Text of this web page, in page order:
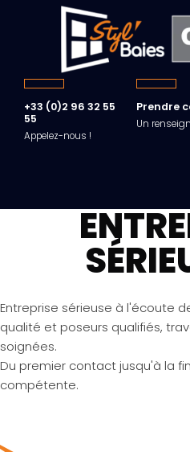
+33 (0)2 96 32 55
55
Appelez-nous !
Prendre
Un
Entreprise sérieuse à l'écoute
qualité et poseurs qualifiés,
soignées.
Du premier contact jusqu'à la
compétente.